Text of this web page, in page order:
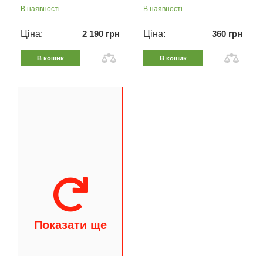
В наявності
Ціна: 2 190 грн
В кошик
В наявності
Ціна: 360 грн
В кошик
Показати ще